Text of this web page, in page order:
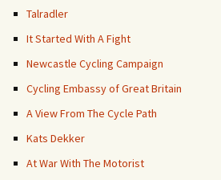
Talradler
It Started With A Fight
Newcastle Cycling Campaign
Cycling Embassy of Great Britain
A View From The Cycle Path
Kats Dekker
At War With The Motorist